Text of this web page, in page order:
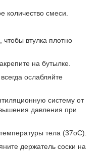
количество смеси.
чтобы втулка плотно
на бутылке.
ослабляйте
систему от
давления при
тела (37oС).
держатель соски на